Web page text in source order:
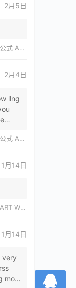
2月5日
2月4日
llng
1月14日
Witches[DL]
1月14日
very
mor